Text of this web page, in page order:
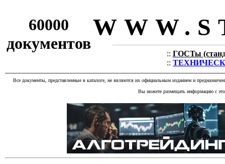
60000
документов
:: ГОСТы
::
Все документы, представленные в каталоге, не являются их официальным изданием и
Вы можете размещать информацию с